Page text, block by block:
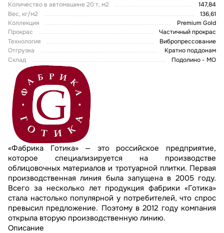
Количество в автомашине 20 т, м2
147,84
Вес, кг/м2
136,61
Коллекция
Premium Gold
Прокрас
Частичный прокрас
Технология
Вибропрессование
Отгрузка
Кратно поддонам
Склад
Подолино - МО
«Фабрика Готика» — это российское предприятие,
которое специализируется на производстве
облицовочных материалов и тротуарной плитки. Первая
производственная линия была запущена в 2005 году.
Всего за несколько лет продукция фабрики «Готика»
стала настолько популярной у потребителей, что спрос
превысил предложение. Поэтому в 2012 году компания
открыла вторую производственную линию.
Описание